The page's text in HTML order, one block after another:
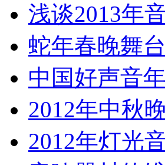
浅谈2013年
蛇年春晚舞
中国好声音
2012年中秋
2012年灯光